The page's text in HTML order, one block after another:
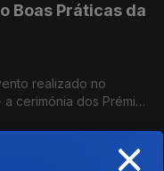
Boas Práticas da
realizado no
cerimónia dos Prémios
×